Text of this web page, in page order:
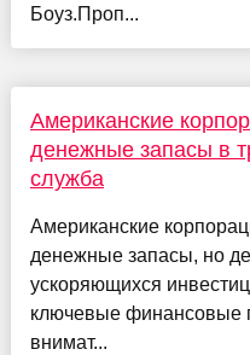
Боуз.Проп...
Американские
денежные запасы в
служба
Американские
денежные запасы, но
ускоряющихся
ключевые финансовые
внимат...